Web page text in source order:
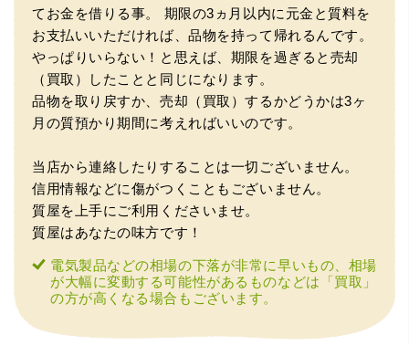
（大阪市東淀川区）出来るだけ安く買取られるのかな…?と
いう不安が最初は有りましたが、面倒な営業トークも一切
（兵庫県宝塚市）預かって頂くときに持っていた方の宝石
も見て頂く事が出き、購入した商品の価値をいろいろ教え
てお金を借りる事。
期限の3ヵ月以内に元金と質料を
お支払いいただければ、品物を持って帰れるんです。
やっぱりいらない！と思えば、期限を過ぎると売却
（買取）したことと同じになります。
品物を取り戻すか、売却（買取）するかどうかは3ヶ
月の質預かり期間に考えればいいのです。
当店から連絡したりすることは一切ございません。
信用情報などに傷がつくこともございません。
質屋を上手にご利用くださいませ。
質屋はあなたの味方です！
電気製品などの相場の下落が非常に早いもの、相場
が大幅に変動する可能性があるものなどは「買取」
の方が高くなる場合もございます。